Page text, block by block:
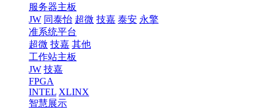
服务器主板
JW 同泰怡 超微 技嘉 泰安 永擎
准系统平台
超微 技嘉 其他
工作站主板
JW 技嘉
FPGA
INTEL XLINX
智慧展示